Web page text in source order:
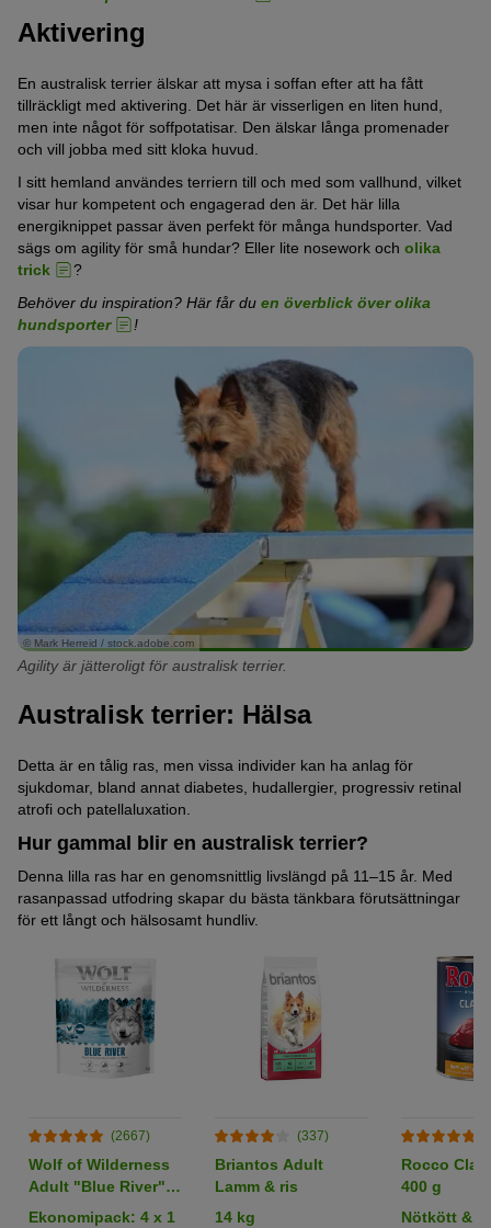
Aktivering
En australisk terrier älskar att mysa i soffan efter att ha fått
tillräckligt med aktivering. Det här är visserligen en liten hund,
men inte något för soffpotatisar. Den älskar långa promenader
och vill jobba med sitt kloka huvud.
I sitt hemland användes terriern till och med som vallhund, vilket
visar hur kompetent och engagerad den är. Det här lilla
energiknippet passar även perfekt för många hundsporter. Vad
sägs om agility för små hundar? Eller lite nosework och olika
trick
?
Behöver du inspiration? Här får du en överblick över olika
hundsporter
!
© Mark Herreid / stock.adobe.com
Agility är jätteroligt för australisk terrier.
Australisk terrier: Hälsa
Detta är en tålig ras, men vissa individer kan ha anlag för
sjukdomar, bland annat diabetes, hudallergier, progressiv retinal
atrofi och patellaluxation.
Hur gammal blir en australisk terrier?
Denna lilla ras har en genomsnittlig livslängd på 11–15 år. Med
rasanpassad utfodring skapar du bästa tänkbara förutsättningar
för ett långt och hälsosamt hundliv.
(2667)
Wolf of Wilderness
Adult "Blue River"
Lax (Bästsäljare)
Ekonomipack: 4 x 1
(337)
Briantos Adult
Lamm & ris
14 kg
Rocco
400 g
Nötkött &